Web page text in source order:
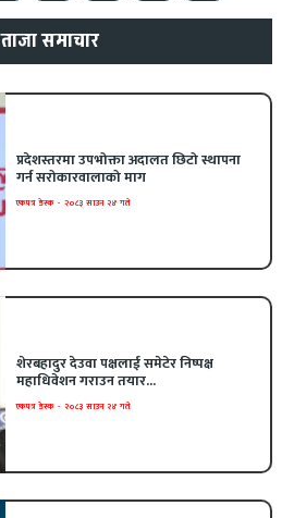
ताजा समाचार
प्रदेशस्तरमा उपभोक्ता अदालत छिटो स्थापना
गर्न सरोकारवालाको माग
एकपत्र डेस्क - २०८३ साउन २४ गते
शेरबहादुर देउवा पक्षलाई समेटेर निष्पक्ष
महाधिवेशन गराउन तयार...
एकपत्र डेस्क - २०८३ साउन २४ गते